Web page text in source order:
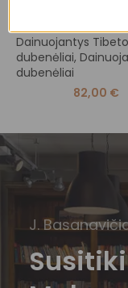
Dainuojantys Tibeto
dubenėliai,
dubenėliai
82,00 €
J.